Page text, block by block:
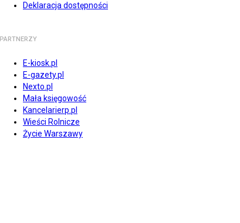
Deklaracja dostępności
PARTNERZY
E-kiosk.pl
E-gazety.pl
Nexto.pl
Mała księgowość
Kancelarierp.pl
Wieści Rolnicze
Życie Warszawy